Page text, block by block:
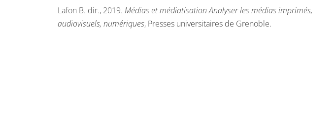
Lafon B. dir., 2019. Médias et médiatisation Analyser les médias imprimés,
audiovisuels, numériques, Presses universitaires de Grenoble.